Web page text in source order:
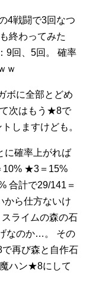
4戦闘で3回なつ
終わってみた
回、5回。
確率
ｗ
ボに全部とどめ
次はもう★8で
しますけども。
確率上がれば
★3＝15%
合計で29/141＝
から仕方ないけ
ライムの森の石
なのか…。
その
再び森と自作石
ハン★8にして